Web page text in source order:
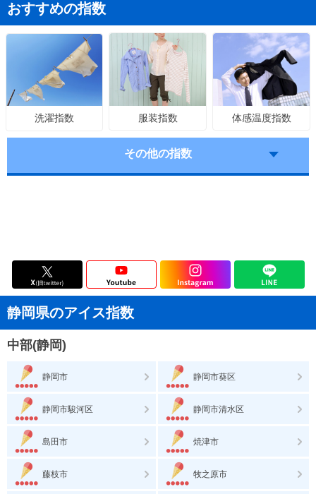
おすすめの指数
洗濯指数 服装指数 体感温度指数
その他の指数
静岡県のアイス指数
中部(静岡)
静岡市 静岡市葵区
静岡市駿河区 静岡市清水区
島田市 焼津市
藤枝市 牧之原市